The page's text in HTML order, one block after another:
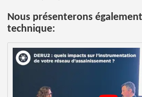
Nous présenterons
technique: